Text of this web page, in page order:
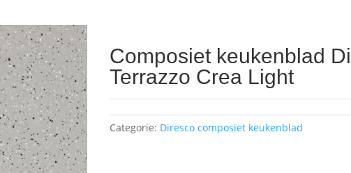
Composiet keukenblad
Terrazzo Crea Light
Categorie: Diresco composiet keukenblad